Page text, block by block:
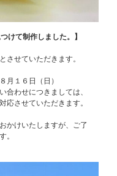
けて制作しました。】
させていただきます。
月１６日（日）
合わせにつきましては、
応させていただきます。
かけいたしますが、ご了
。